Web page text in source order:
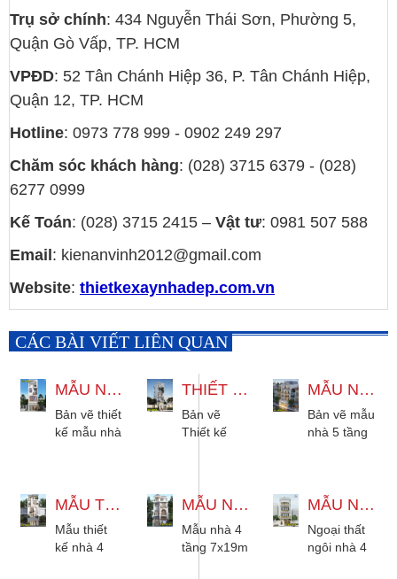
Trụ sở chính: 434 Nguyễn Thái Sơn, Phường 5,
Quận Gò Vấp, TP. HCM
VPĐD: 52 Tân Chánh Hiệp 36, P. Tân Chánh Hiệp,
Quận 12, TP. HCM
Hotline: 0973 778 999 - 0902 249 297
Chăm sóc khách hàng: (028) 3715 6379 - (028)
6277 0999
Kế Toán: (028) 3715 2415 – Vật tư: 0981 507 588
Email: kienanvinh2012@gmail.com
Website: thietkexaynhadep.com.vn
CÁC BÀI VIẾT LIÊN QUAN
MẪU NHÀ 4 TẦNG CÓ THANG MÁY 4X13M HIỆN ĐẠI
Bản vẽ thiết
kế mẫu nhà
đại 3 phòng
ngủ cho gia
đình 2
đến...
THIẾT KẾ NHÀ 4 TẦNG THANG MÁY 1 LỬNG 1 TUM HIỆN ĐẠI
Bản vẽ
Thiết kế
tum hiện
đại. Phù
hợp gia
đình từ 3 -5
MẪU NHÀ 5 TẦNG KẾT HỢP KINH DOANH 10X20M TÂN CỔ ĐIỂN
Bản vẽ mẫu
nhà 5 tầng
kiểu tân cổ
kế 6 phòng
ngủ,...
MẪU THIẾT KẾ NHÀ 4 TẦNG 1 TUM HIỆN ĐẠI 3 PHÒNG NGỦ
Mẫu thiết
kế nhà 4
MẪU NHÀ 4 TẦNG 7X19M TÂN CỔ ĐIỂN ĐẸP TINH TẾ TẠI BÌNH CHÁNH
Mẫu nhà 4
tầng 7x19m
MẪU NHÀ 4 TẦNG 6X16M TÂN CỔ ĐIỂN ĐẸP TẠI BÌNH TÂN
Ngoại thất
ngôi nhà 4